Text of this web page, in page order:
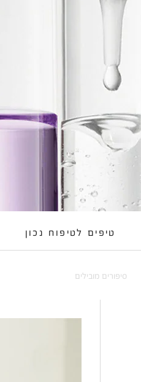
טיפים לטיפוח נכון
סיפורים מובילים